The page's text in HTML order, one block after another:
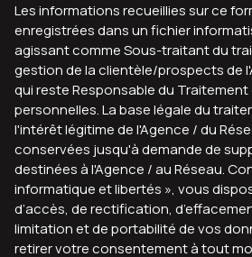
Les informations recueillies sur ce
enregistrées dans un fichier
agissant comme Sous-traitant du
gestion de la clientèle/prospects de
qui reste Responsable du
personnelles. La base légale du
l'intérêt légitime de l'Agence / du
conservées jusqu'à demande de
destinées à l'Agence / au Réseau.
informatique et libertés », vous
d’accès, de rectification,
limitation et de portabilité de vos
retirer votre consentement à tout